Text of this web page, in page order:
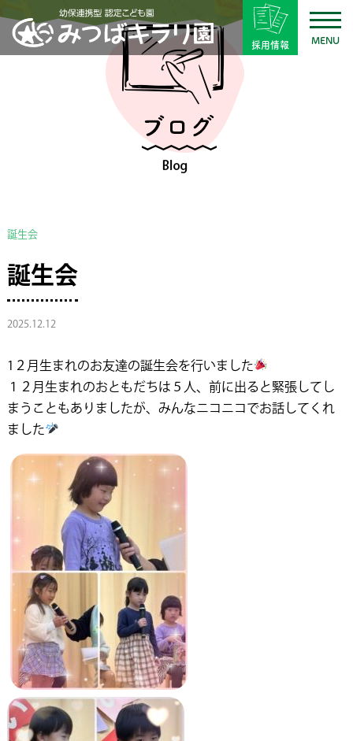
採用情報
MENU
誕生会
誕生会
2025.12.12
1２月生まれのお友達の誕生会を行いました
１２月生まれのおともだちは５人、前に出ると緊張してし
まうこともありましたが、みんなニコニコでお話してくれ
ました